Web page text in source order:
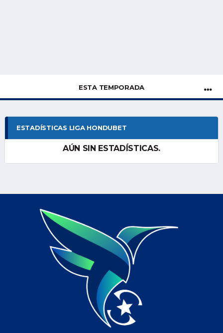
ESTA TEMPORADA
ESTADÍSTICAS LIGA HONDUBET
AÚN SIN ESTADÍSTICAS.